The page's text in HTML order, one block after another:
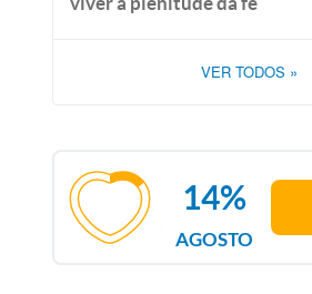
VER TODOS »
AGOSTO
14%